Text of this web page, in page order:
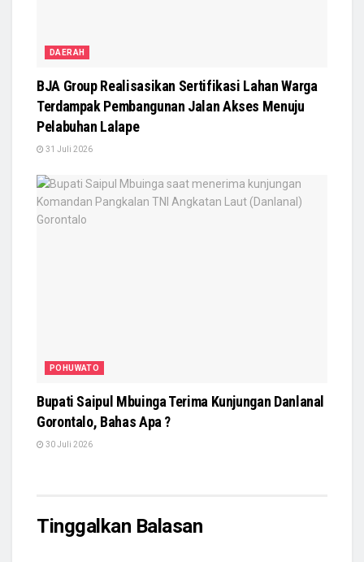
DAERAH
BJA Group Realisasikan Sertifikasi Lahan Warga
Terdampak Pembangunan Jalan Akses Menuju
Pelabuhan Lalape
31 Juli 2026
POHUWATO
Bupati Saipul Mbuinga Terima Kunjungan Danlanal
Gorontalo, Bahas Apa ?
30 Juli 2026
Tinggalkan Balasan